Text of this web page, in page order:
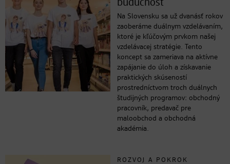
budúcnosť
Na Slovensku sa už dvanásť rokov
zaoberáme duálnym vzdelávaním,
ktoré je kľúčovým prvkom našej
vzdelávacej stratégie. Tento
koncept sa zameriava na aktívne
zapájanie do úloh a získavanie
praktických skúseností
prostredníctvom troch duálnych
študijných programov: obchodný
pracovník, predavač pre
maloobchod a obchodná
akadémia.
ROZVOJ A POKROK